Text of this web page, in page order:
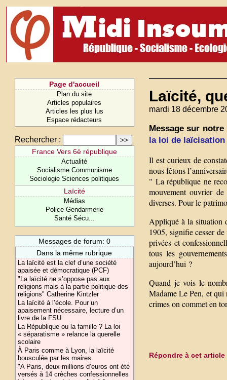
Page d'accueil
Plan du site
Articles populaires
Articles les plus lus
Espace rédacteurs
Rechercher :
France Vers 6è république
Actualité
Socialisme Communisme
Sociologie Sciences politiques
Laïcité
Médias
Police Gendarmerie
Santé Sécu...
Messages de forum: 0
Dans la même rubrique
La laïcité est la clef d’une société
apaisée et démocratique (PCF)
"La laïcité ne s’oppose pas aux
religions mais à la partie politique des
religions" Catherine Kintzler
La laïcité à l’école. Pour un
apaisement nécessaire, lecture d’un
livre de la FSU
La République ou la famille ? La loi
« séparatisme » relance la querelle
scolaire
À Paris comme à Lyon, la laïcité
bousculée par les maires
"A Paris, deux millions d’euros ont été
versés à 14 crèches confessionnelles
Laïcité,
mardi 18 décembre
Message sur
la loi de
Il est curieux de
nous fêtons
" La république ne
mouvement ouvrier
diverses. Pour le
Appliqué à la situation
1905, signifie cesser
privées et
tous les
aujourd’hui ?
Quand je vois le
Madame Le Pen, et qui
crimes on commet en
Répondre à cet article